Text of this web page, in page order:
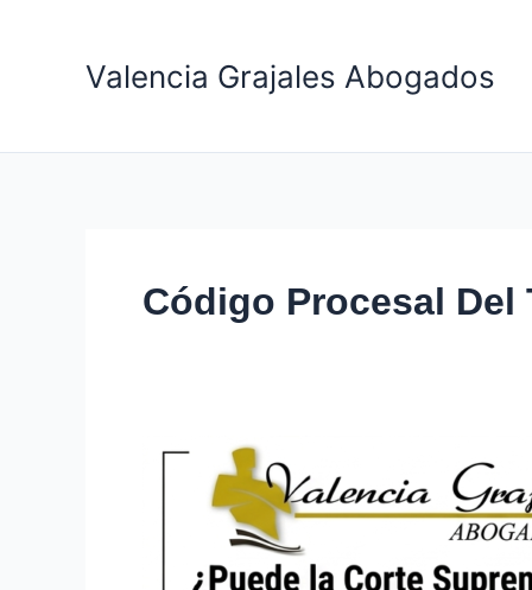
contenidoValencia Grajales Abogados
Código Procesal Del
Auto
AL2289-